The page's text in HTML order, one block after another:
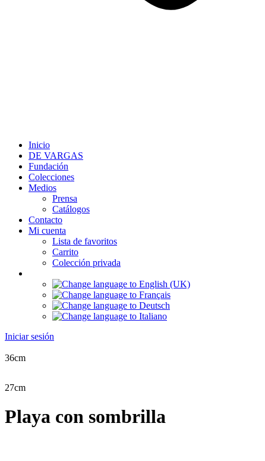
Inicio
DE VARGAS
Fundación
Colecciones
Medios
Prensa
Catálogos
Contacto
Mi cuenta
Lista de favoritos
Carrito
Colección privada
Iniciar sesión
36cm
27cm
Playa con sombrilla